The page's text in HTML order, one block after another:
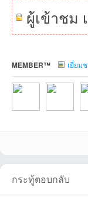
บ
ผู้เข้าชม
MEMBER™ เยี่ยม
กระทู้ตอบกลับ